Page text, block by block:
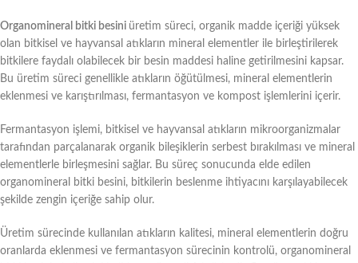
Organomineral bitki besini üretim süreci, organik madde içeriği yüksek
olan bitkisel ve hayvansal atıkların mineral elementler ile birleştirilerek
bitkilere faydalı olabilecek bir besin maddesi haline getirilmesini kapsar.
Bu üretim süreci genellikle atıkların öğütülmesi, mineral elementlerin
eklenmesi ve karıştırılması, fermantasyon ve kompost işlemlerini içerir.
Fermantasyon işlemi, bitkisel ve hayvansal atıkların mikroorganizmalar
tarafından parçalanarak organik bileşiklerin serbest bırakılması ve mineral
elementlerle birleşmesini sağlar. Bu süreç sonucunda elde edilen
organomineral bitki besini, bitkilerin beslenme ihtiyacını karşılayabilecek
şekilde zengin içeriğe sahip olur.
Üretim sürecinde kullanılan atıkların kalitesi, mineral elementlerin doğru
oranlarda eklenmesi ve fermantasyon sürecinin kontrolü, organomineral